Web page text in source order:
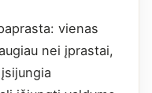
vienas
nei įprastai,